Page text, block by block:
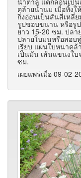
คล้ายน้ำนม เมื่อทิ้งใ
กิ่งอ่อนเป็นสันสี่เหลี่ย
รูปขอบขนาน หรือรู
ยาว 15-20 ซม. ปล
ปลายใบมนหรือสอบ
เรียบ แผ่นใบหนาคล้
เป็นมัน เส้นแขนงใบ
ซม.
เผยแพร่เมื่อ 09-02-